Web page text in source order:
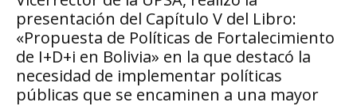
presentación del Capítulo V del Libro:
«Propuesta de Políticas de Fortalecimiento
de I+D+i en Bolivia» en la que destacó la
necesidad de implementar políticas
públicas que se encaminen a una mayor